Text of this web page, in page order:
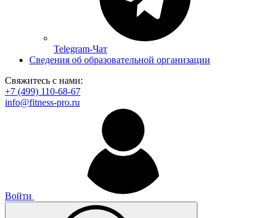
Telegram-Чат
Сведения об образовательной организации
Свяжитесь с нами:
+7 (499) 110-68-67
info@fitness-pro.ru
Войти